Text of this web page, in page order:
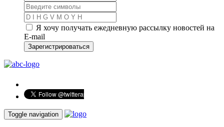
Я хочу получать ежедневную рассылку новостей на
E-mail
Зарегистрироваться
Toggle navigation